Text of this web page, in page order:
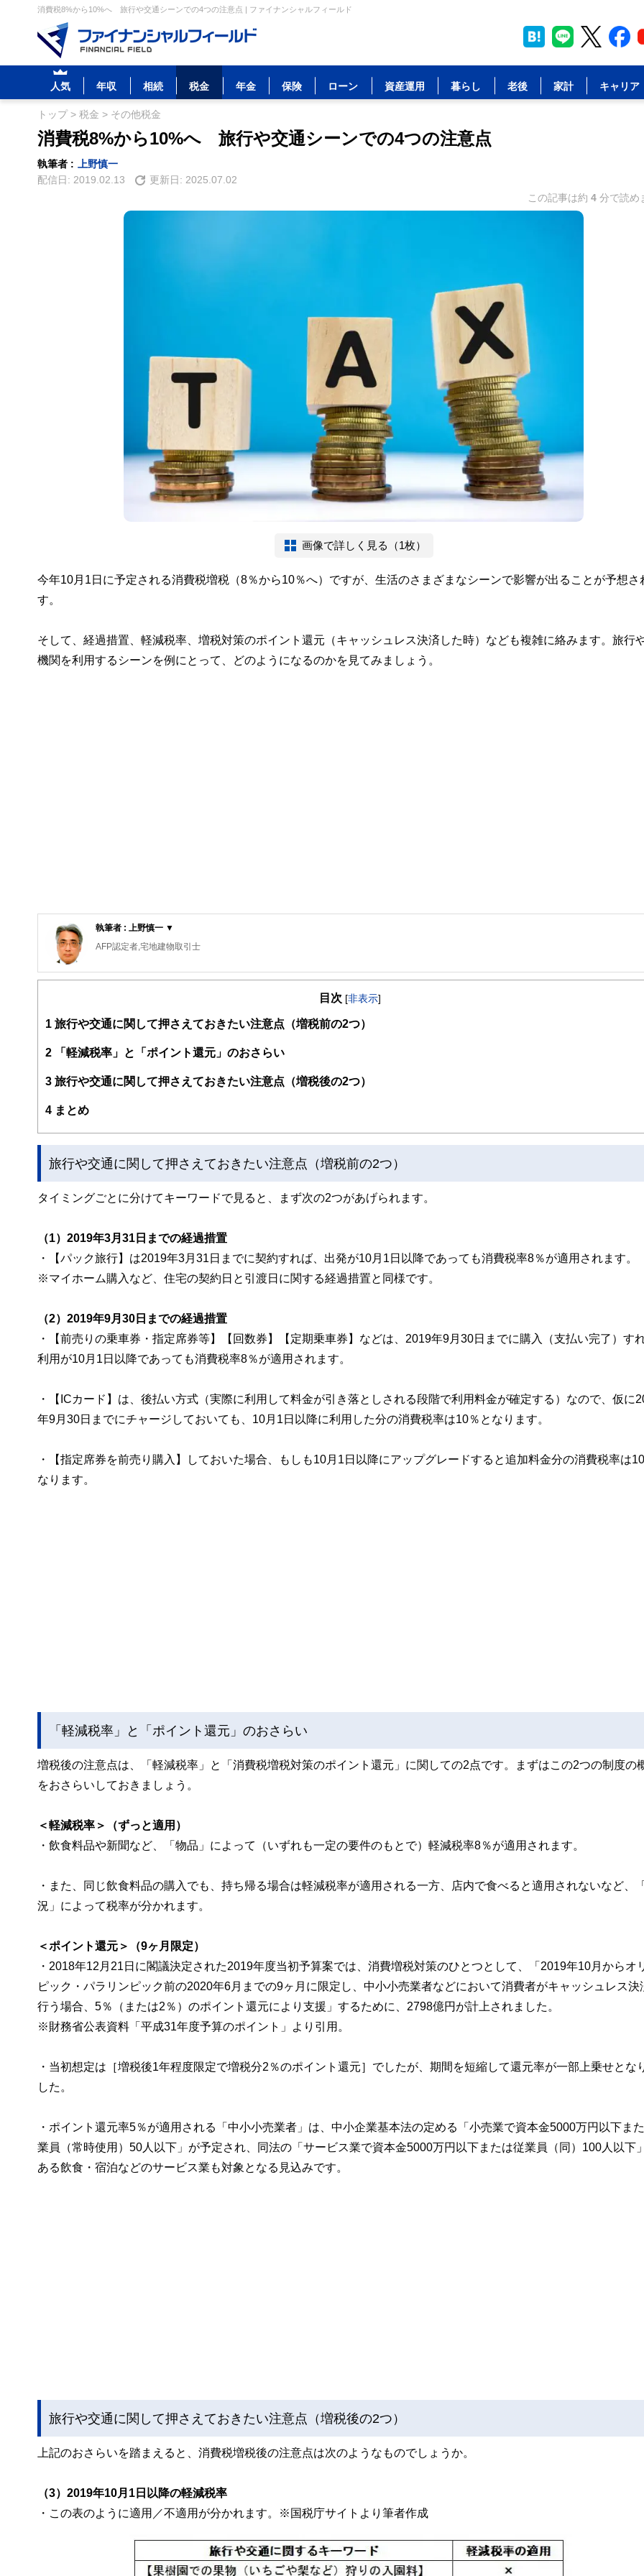
消費税8%から10%へ 旅行や交通シーンでの4つの注意点 | ファイナンシャルフィールド
人気 年収 相続 税金 年金 保険 ローン 資産運用 暮らし 老後 家計 キャリア
トップ> 税金 > その他税金
消費税8%から10%へ 旅行や交通シーンでの4つの注意点
執筆者 :
上野慎一
配信日: 2019.02.13 更新日: 2025.07.02
この記事は約 4 分で読め
画像で詳しく見る（1枚）
今年10月1日に予定される消費税増税（8％から10％へ）ですが、生活のさまざまなシーンで影響が出ることが予想さ
す。
そして、経過措置、軽減税率、増税対策のポイント還元（キャッシュレス決済した時）なども複雑に絡みます。旅行
機関を利用するシーンを例にとって、どのようになるのかを見てみましょう。
執筆者 : 上野慎一 ▼
AFP認定者,宅地建物取引士
不動産コンサルティングマスター,再開発プランナー
イアメント・セカンドライフなどのテーマに取り組んでいます。「人生は片道きっぷの旅のようなもの」をモットーに、折々に出掛けるお城
目次 [非表示]
1 旅行や交通に関して押さえておきたい注意点（増税前の2つ）
2 「軽減税率」と「ポイント還元」のおさらい
3 旅行や交通に関して押さえておきたい注意点（増税後の2つ）
4 まとめ
旅行や交通に関して押さえておきたい注意点（増税前の2つ）
タイミングごとに分けてキーワードで見ると、まず次の2つがあげられます。
（1）2019年3月31日までの経過措置
・【パック旅行】は2019年3月31日までに契約すれば、出発が10月1日以降であっても消費税率8％が適用されます。
※マイホーム購入など、住宅の契約日と引渡日に関する経過措置と同様です。
（2）2019年9月30日までの経過措置
・【前売りの乗車券・指定席券等】【回数券】【定期乗車券】などは、2019年9月30日までに購入（支払い完了）すれ
利用が10月1日以降であっても消費税率8％が適用されます。
・【ICカード】は、後払い方式（実際に利用して料金が引き落としされる段階で利用料金が確定する）なので、仮に
年9月30日までにチャージしておいても、10月1日以降に利用した分の消費税率は10％となります。
・【指定席券を前売り購入】しておいた場合、もしも10月1日以降にアップグレードすると追加料金分の消費税率は
なります。
「軽減税率」と「ポイント還元」のおさらい
増税後の注意点は、「軽減税率」と「消費税増税対策のポイント還元」に関しての2点です。まずはこの2つの制度の
をおさらいしておきましょう。
＜軽減税率＞（ずっと適用）
・飲食料品や新聞など、「物品」によって（いずれも一定の要件のもとで）軽減税率8％が適用されます。
・また、同じ飲食料品の購入でも、持ち帰る場合は軽減税率が適用される一方、店内で食べると適用されないなど、
況」によって税率が分かれます。
＜ポイント還元＞（9ヶ月限定）
・2018年12月21日に閣議決定された2019年度当初予算案では、消費増税対策のひとつとして、「2019年10月からオ
ピック・パラリンピック前の2020年6月までの9ヶ月に限定し、中小小売業者などにおいて消費者がキャッシュレス決
行う場合、5％（または2％）のポイント還元により支援」するために、2798億円が計上されました。
※財務省公表資料「平成31年度予算のポイント」より引用。
・当初想定は［増税後1年程度限定で増税分2％のポイント還元］でしたが、期間を短縮して還元率が一部上乗せとな
した。
・ポイント還元率5％が適用される「中小小売業者」は、中小企業基本法の定める「小売業で資本金5000万円以下ま
業員（常時使用）50人以下」が予定され、同法の「サービス業で資本金5000万円以下または従業員（同）100人以下
ある飲食・宿泊などのサービス業も対象となる見込みです。
旅行や交通に関して押さえておきたい注意点（増税後の2つ）
上記のおさらいを踏まえると、消費税増税後の注意点は次のようなものでしょうか。
（3）2019年10月1日以降の軽減税率
・この表のように適用／不適用が分かれます。※国税庁サイトより筆者作成